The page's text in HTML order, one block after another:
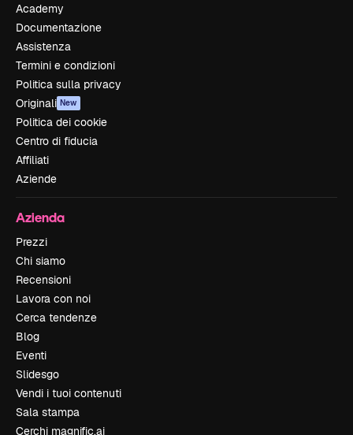
Academy
Documentazione
Assistenza
Termini e condizioni
Politica sulla privacy
Originali New
Politica dei cookie
Centro di fiducia
Affiliati
Aziende
Azienda
Prezzi
Chi siamo
Recensioni
Lavora con noi
Cerca tendenze
Blog
Eventi
Slidesgo
Vendi i tuoi contenuti
Sala stampa
Cerchi magnific.ai